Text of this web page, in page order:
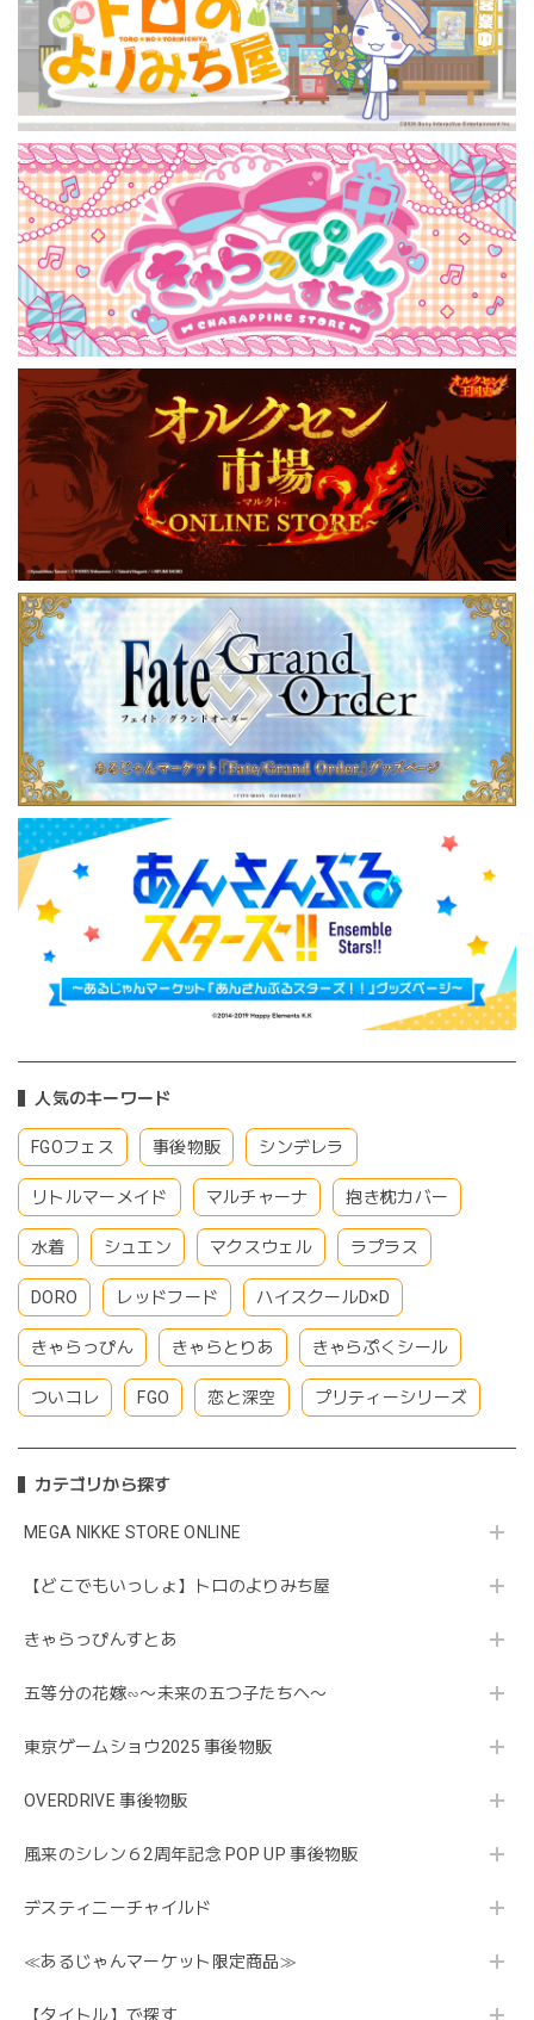
人気のキーワード
FGOフェス 事後物販 シンデレラ
リトルマーメイド マルチャーナ 抱き枕カバー
水着 シュエン マクスウェル ラプラス
DORO レッドフード ハイスクールD×D
きゃらっぴん きゃらとりあ きゃらぷくシール
ついコレ FGO 恋と深空 プリティーシリーズ
カテゴリから探す
MEGA NIKKE STORE ONLINE
【どこでもいっしょ】トロのよりみち屋
きゃらっぴんすとあ
五等分の花嫁∽〜未来の五つ子たちへ〜
東京ゲームショウ2025 事後物販
OVERDRIVE 事後物販
風来のシレン６2周年記念 POP UP 事後物販
デスティニーチャイルド
≪あるじゃんマーケット限定商品≫
【タイトル】で探す